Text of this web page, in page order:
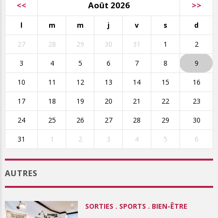
<< Août 2026 >>
l m m j v s d
27 28 29 30 31 1 2
3 4 5 6 7 8 9
10 11 12 13 14 15 16
17 18 19 20 21 22 23
24 25 26 27 28 29 30
31 1 2 3 4 5 6
AUTRES
SORTIES . SPORTS . BIEN-ÊTRE